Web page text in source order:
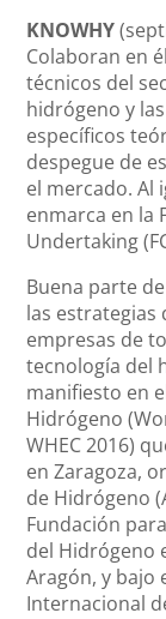
KNOWHY
Colaboran en
técnicos del
hidrógeno y
específicos
despegue de
el mercado. Al
enmarca en la
Undertaking
Buena parte
las estrategias
empresas de
tecnología del
manifiesto en
Hidrógeno
WHEC 2016)
en Zaragoza,
de Hidrógeno
Fundación
del Hidrógeno
Aragón, y bajo
Internacional